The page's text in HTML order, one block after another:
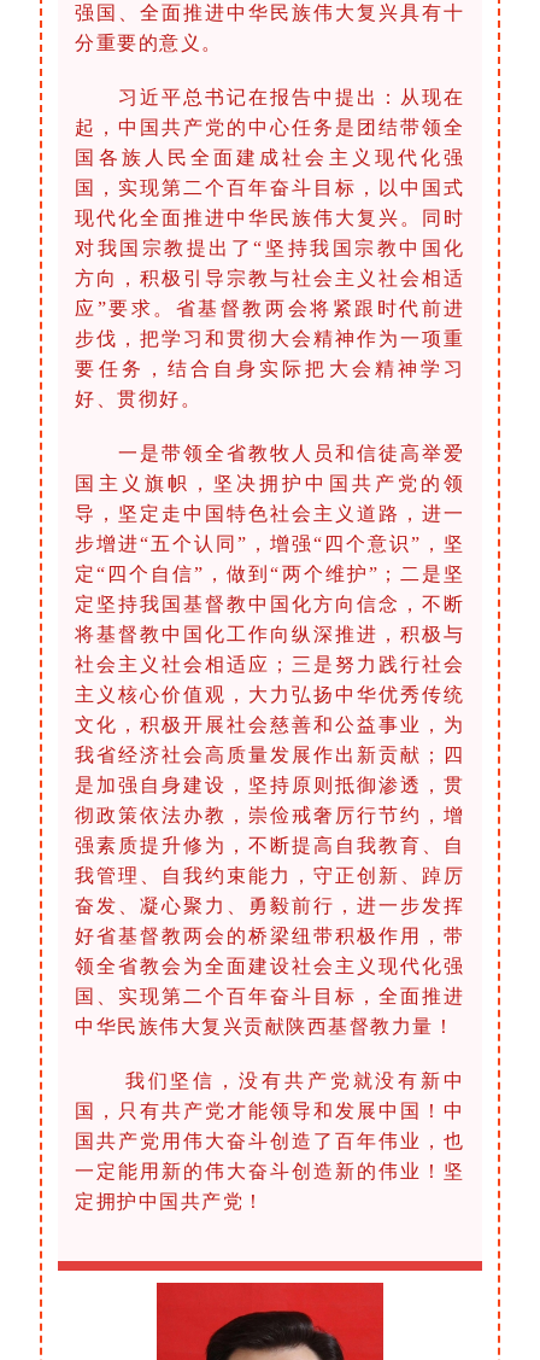
强国、全面推进中华民族伟大复兴具有十
分重要的意义。
习近平总书记在报告中提出：从现在
起，中国共产党的中心任务是团结带领全
国各族人民全面建成社会主义现代化强
国，实现第二个百年奋斗目标，以中国式
现代化全面推进中华民族伟大复兴。同时
对我国宗教提出了“坚持我国宗教中国化
方向，积极引导宗教与社会主义社会相适
应”要求。省基督教两会将紧跟时代前进
步伐，把学习和贯彻大会精神作为一项重
要任务，结合自身实际把大会精神学习
好、贯彻好。
一是带领全省教牧人员和信徒高举爱
国主义旗帜，坚决拥护中国共产党的领
导，坚定走中国特色社会主义道路，进一
步增进“五个认同”，增强“四个意识”，坚
定“四个自信”，做到“两个维护”；二是坚
定坚持我国基督教中国化方向信念，不断
将基督教中国化工作向纵深推进，积极与
社会主义社会相适应；三是努力践行社会
主义核心价值观，大力弘扬中华优秀传统
文化，积极开展社会慈善和公益事业，为
我省经济社会高质量发展作出新贡献；四
是加强自身建设，坚持原则抵御渗透，贯
彻政策依法办教，崇俭戒奢厉行节约，增
强素质提升修为，不断提高自我教育、自
我管理、自我约束能力，守正创新、踔厉
奋发、凝心聚力、勇毅前行，进一步发挥
好省基督教两会的桥梁纽带积极作用，带
领全省教会为全面建设社会主义现代化强
国、实现第二个百年奋斗目标，全面推进
中华民族伟大复兴贡献陕西基督教力量！
我们坚信，没有共产党就没有新中
国，只有共产党才能领导和发展中国！中
国共产党用伟大奋斗创造了百年伟业，也
一定能用新的伟大奋斗创造新的伟业！坚
定拥护中国共产党！